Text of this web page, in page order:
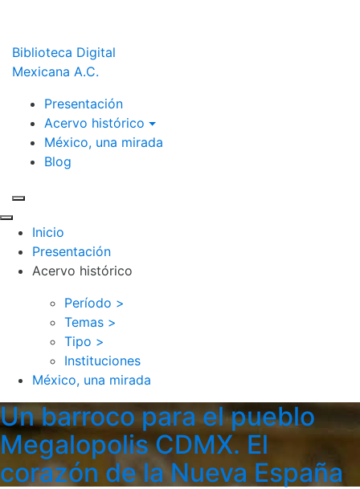
Biblioteca Digital
Mexicana A.C.
Presentación
Acervo histórico
México, una mirada
Blog
Inicio
Presentación
Acervo histórico
Período >
Temas >
Tipo >
Instituciones
México, una mirada
Un barroco para el pueblo
Megalopolis CDMX. El
corazón de la Nueva España